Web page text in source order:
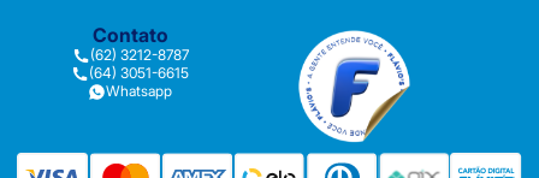
Contato
(62) 3212-8787
(64) 3051-6615
Whatsapp